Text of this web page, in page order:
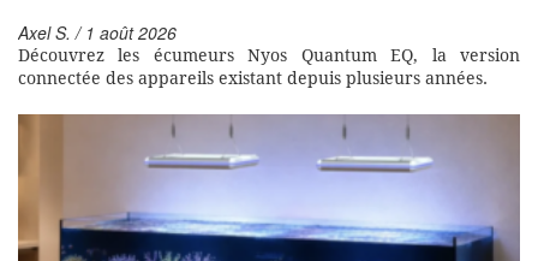
Axel S. / 1 août 2026
Découvrez les écumeurs Nyos Quantum EQ, la version
connectée des appareils existant depuis plusieurs années.